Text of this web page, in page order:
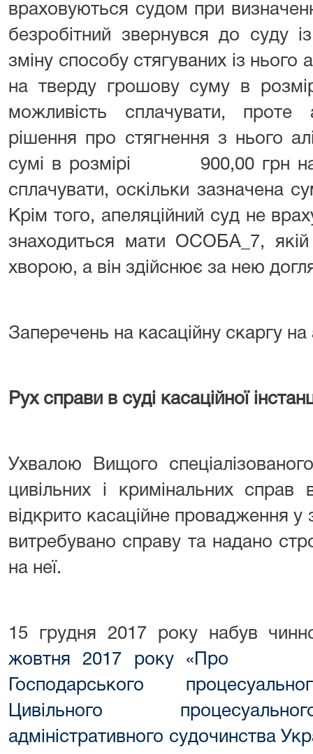
враховуються судом при
безробітний звернувся до суду
зміну способу стягуваних із нього
на тверду грошову суму в
можливість сплачувати, проте
рішення про стягнення з нього
сумі в розмірі 900,00 грн на
сплачувати, оскільки зазначена
Крім того, апеляційний суд не
знаходиться мати ОСОБА_7,
хворою, а він здійснює за нею
Заперечень на касаційну скаргу
Рух справи в суді касаційної
Ухвалою Вищого
цивільних і кримінальних
відкрито касаційне провадження у
витребувано справу та надано
на неї.
15 грудня 2017 року набув
жовтня 2017 року
Господарського
Цивільного процесуального
адміністративного судочинства